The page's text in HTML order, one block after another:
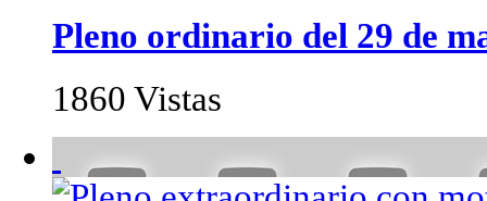
Pleno ordinario del 29 de
1860 Vistas